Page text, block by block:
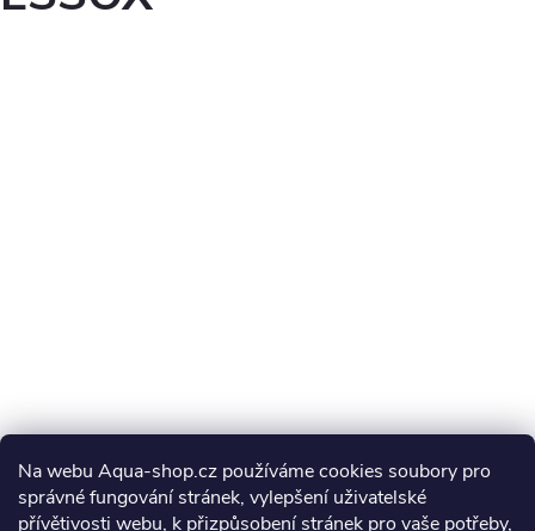
Na webu Aqua-shop.cz používáme cookies soubory pro
správné fungování stránek, vylepšení uživatelské
přívětivosti webu, k přizpůsobení stránek pro vaše potřeby,